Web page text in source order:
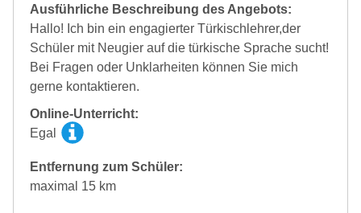
Ausführliche Beschreibung des Angebots:
Hallo! Ich bin ein engagierter Türkischlehrer,der
Schüler mit Neugier auf die türkische Sprache sucht!
Bei Fragen oder Unklarheiten können Sie mich
gerne kontaktieren.
Online-Unterricht:
Egal
Entfernung zum Schüler:
maximal 15 km